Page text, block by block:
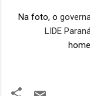
Na foto, o
LIDE